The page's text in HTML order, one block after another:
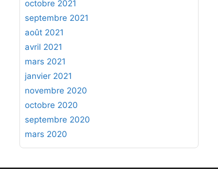
octobre 2021
septembre 2021
août 2021
avril 2021
mars 2021
janvier 2021
novembre 2020
octobre 2020
septembre 2020
mars 2020